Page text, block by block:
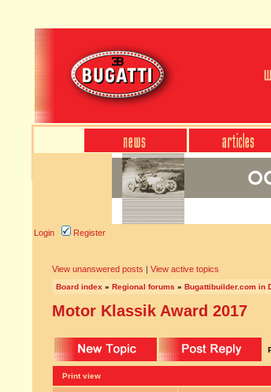
Login Register
View unanswered posts | View active topics
Board index » Regional forums » Bugattibuilder.com in
Motor Klassik Award 2017
Print view